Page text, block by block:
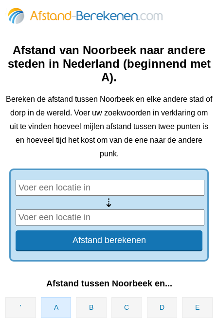
Afstand van Noorbeek naar andere
steden in Nederland (beginnend met
A).
Bereken de afstand tussen Noorbeek en elke andere stad of
dorp in de wereld. Voer uw zoekwoorden in verklaring om
uit te vinden hoeveel mijlen afstand tussen twee punten is
en hoeveel tijd het kost om van de ene naar de andere
punk.
⇢
Afstand tussen Noorbeek en...
' A B C D E